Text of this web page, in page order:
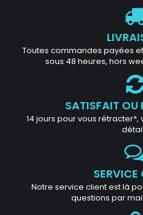
Toutes commandes payées
sous 48 heures, hors
SATISFAIT OU
14 jours pour vous rétracter*,
SERVICE
Notre service client est là
questions par